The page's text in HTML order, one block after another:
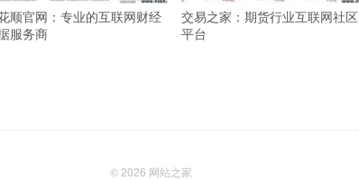
顺官网：专业的互联网财经
服务商
交易之家：期货行业互联网社区
平台
© 2026 网站之家